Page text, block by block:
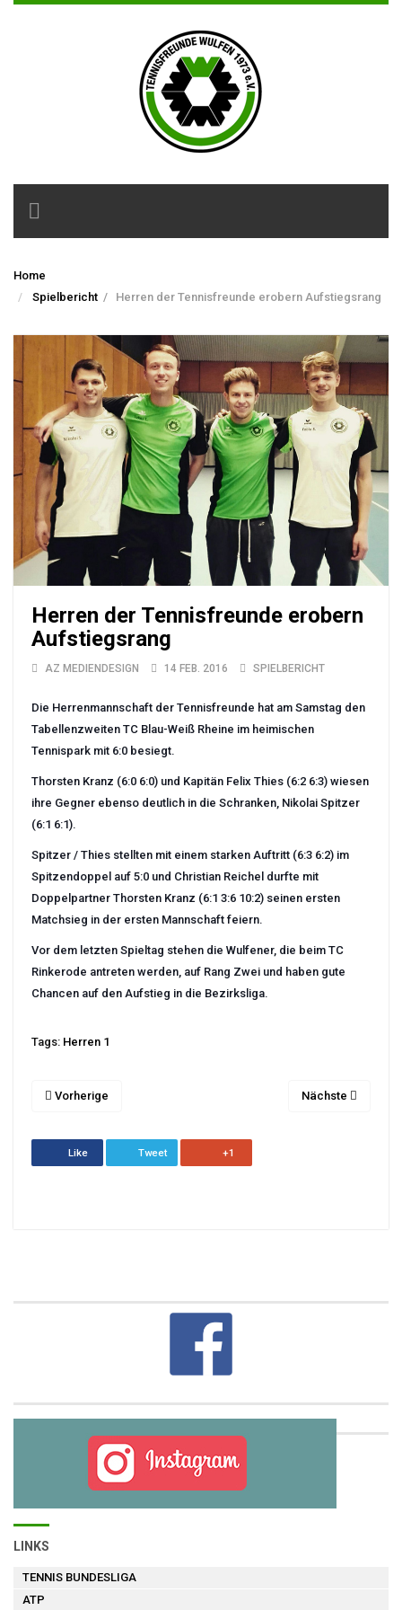
Toggle
navigation
Home
Spielbericht / Herren der Tennisfreunde erobern Aufstiegsrang
Herren der Tennisfreunde erobern
Aufstiegsrang
AZ MEDIENDESIGN 14 FEB. 2016 SPIELBERICHT
Die Herrenmannschaft der Tennisfreunde hat am Samstag den
Tabellenzweiten TC Blau-Weiß Rheine im heimischen
Tennispark mit 6:0 besiegt.
Thorsten Kranz (6:0 6:0) und Kapitän Felix Thies (6:2 6:3) wiesen
ihre Gegner ebenso deutlich in die Schranken, Nikolai Spitzer
(6:1 6:1).
Spitzer / Thies stellten mit einem starken Auftritt (6:3 6:2) im
Spitzendoppel auf 5:0 und Christian Reichel durfte mit
Doppelpartner Thorsten Kranz (6:1 3:6 10:2) seinen ersten
Matchsieg in der ersten Mannschaft feiern.
Vor dem letzten Spieltag stehen die Wulfener, die beim TC
Rinkerode antreten werden, auf Rang Zwei und haben gute
Chancen auf den Aufstieg in die Bezirksliga.
Tags: Herren 1
Vorherige Nächste
Like Tweet +1
LINKS
TENNIS BUNDESLIGA
ATP